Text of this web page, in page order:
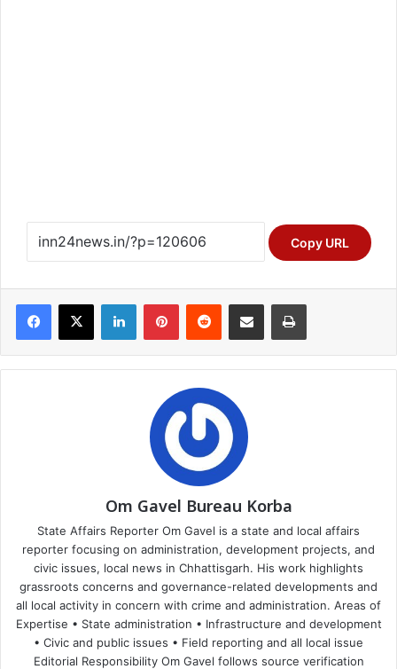
Copy URL
Facebook
X LinkedInPinterestReddit Share via Email Print
Om Gavel Bureau Korba
State Affairs Reporter Om Gavel is a state and local affairs
reporter focusing on administration, development projects, and
civic issues, local news in Chhattisgarh. His work highlights
grassroots concerns and governance-related developments and
all local activity in concern with crime and administration. Areas of
Expertise • State administration • Infrastructure and development
• Civic and public issues • Field reporting and all local issue
Editorial Responsibility Om Gavel follows source verification